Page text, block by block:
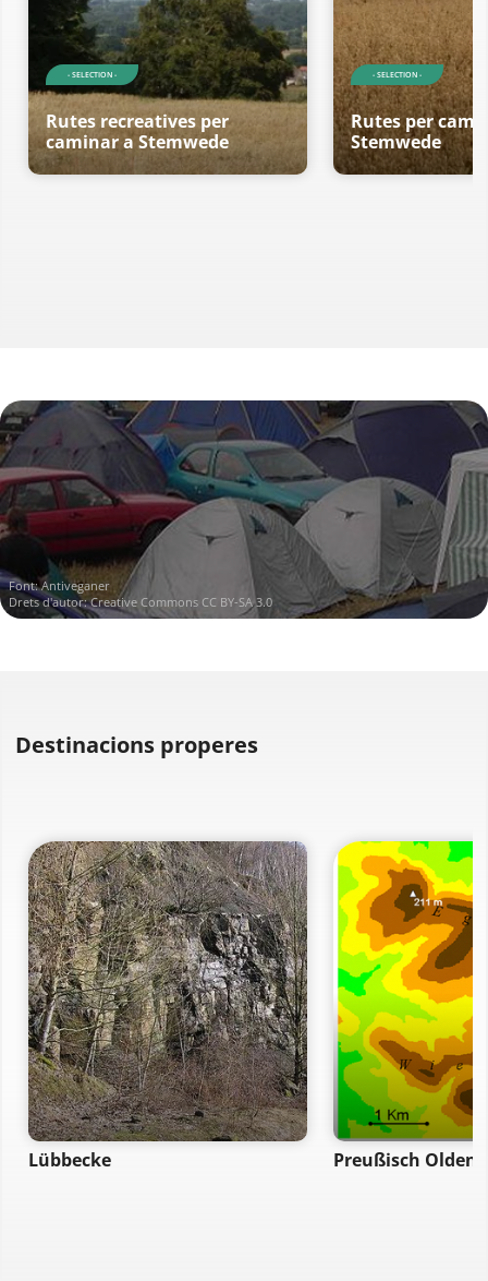
- SELECTION -
Rutes recreatives per
caminar a Stemwede
- SELECTION -
Rutes per
Stemwede
Font:Antiveganer
Drets d'autor:Creative Commons CC BY-SA 3.0
Destinacions properes
Lübbecke Preußisch